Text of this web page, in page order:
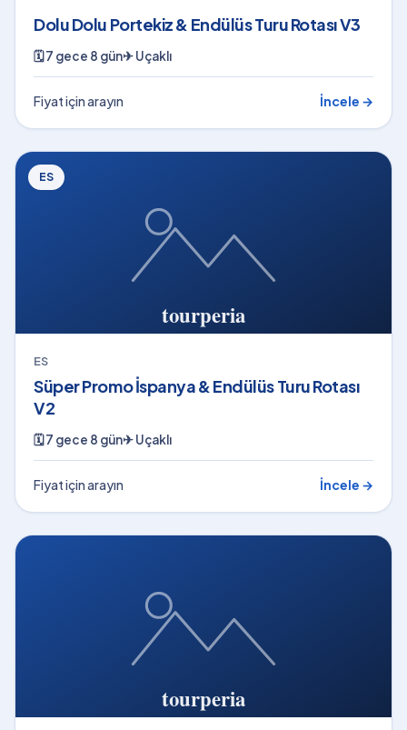
Dolu Dolu Portekiz & Endülüs Turu Rotası V3
🗓7 gece 8 gün✈Uçaklı
Fiyat için arayın İncele →
ES
ES
Süper Promo İspanya & Endülüs Turu Rotası
V2
🗓7 gece 8 gün✈Uçaklı
Fiyat için arayın İncele →